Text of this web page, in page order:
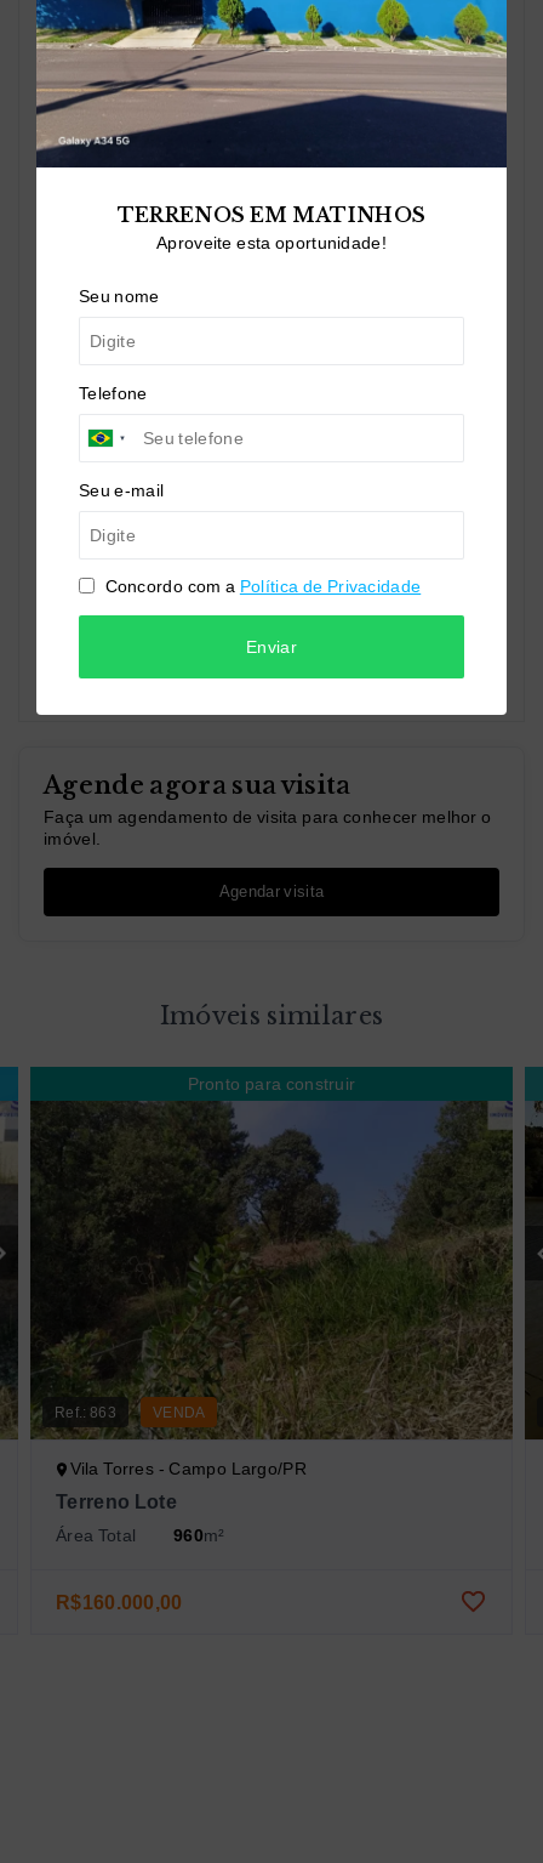
AM IMÓVEIS
CRECI -J07140
(41) 9 9947-1444
am_imoveis@msn.com
Nome
E-mail
Mensagem
Concordo com a Política de Privacidade
Enviar por WhatsApp
Agende agora sua visita
Faça um agendamento de visita para conhecer melhor o
imóvel.
Agendar visita
Imóveis similares
Pronto para construir
Ref.:863 VENDA
Vila Torres - Campo Largo/PR
Terreno Lote
Área Total 960m²
R$160.000,00
TERRENOS EM MATINHOS
Aproveite esta oportunidade!
Seu nome
Telefone
Seu e-mail
Concordo com a Política de Privacidade
Enviar